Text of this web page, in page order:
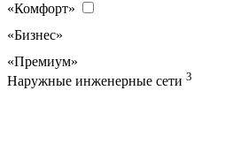
«Комфорт»
«Бизнес»
«Премиум»
Наружные инженерные сети 3